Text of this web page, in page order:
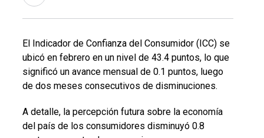
El Indicador de Confianza del Consumidor (ICC) se
ubicó en febrero en un nivel de 43.4 puntos, lo que
significó un avance mensual de 0.1 puntos, luego
de dos meses consecutivos de disminuciones.
A detalle, la percepción futura sobre la economía
del país de los consumidores disminuyó 0.8